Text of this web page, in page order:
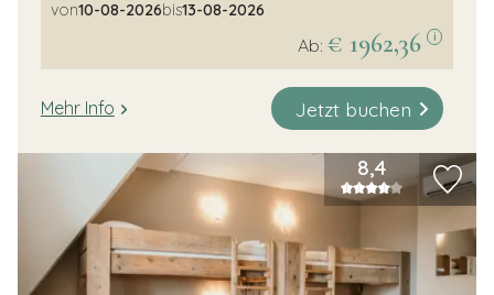
von10-08-2026bis13-08-2026
Ab: € 1962,36 i
Mehr Info Jetzt buchen
8,4